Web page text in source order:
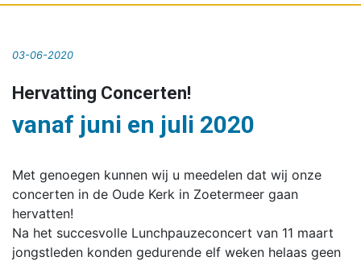
03-06-2020
Hervatting Concerten!
vanaf juni en juli 2020
Met genoegen kunnen wij u meedelen dat wij onze
concerten in de Oude Kerk in Zoetermeer gaan
hervatten!
Na het succesvolle Lunchpauzeconcert van 11 maart
jongstleden konden gedurende elf weken helaas geen